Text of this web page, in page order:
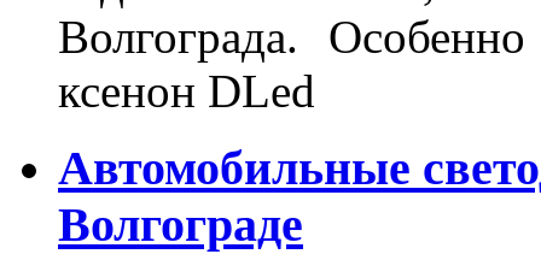
Волгограда.
ксенон DLed
Автомобильные
Волгограде